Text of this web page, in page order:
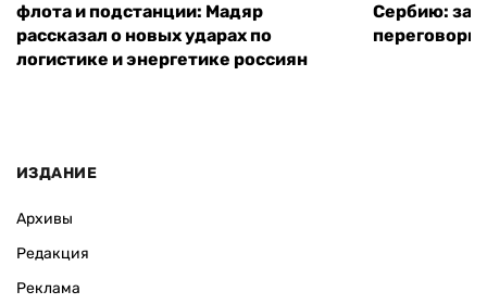
флота и подстанции: Мадяр
рассказал о новых ударах по
логистике и энергетике россиян
Сербию:
переговоры
ИЗДАНИЕ
Архивы
Редакция
Реклама